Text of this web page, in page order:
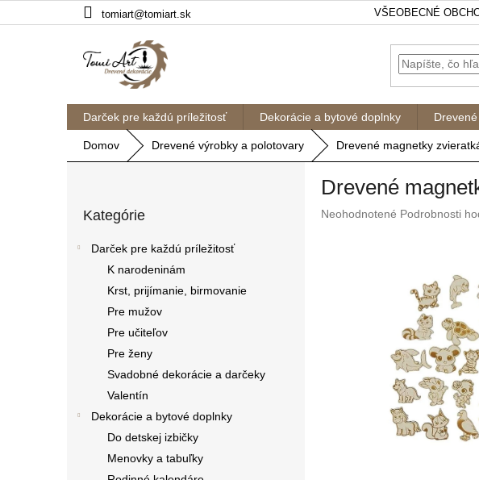
na
tomiart@tomiart.sk VŠEOBECNÉ
Darček pre každú príležitosť Dekorácie a bytové doplnky
Domov Drevené výrobky a polotovary Drevené magnetky
kategórie
Kategórie
Darček pre každú príležitosť
K narodeninám
Krst, prijímanie, birmovanie
Pre mužov
Pre učiteľov
Pre ženy
Svadobné dekorácie a darčeky
Valentín
Dekorácie a bytové doplnky
Do detskej izbičky
Menovky a tabuľky
Drevené
Priemerné
Neohodnotené Podrobnosti